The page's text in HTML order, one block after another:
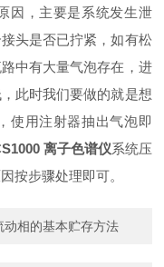
，主要是系统发生泄
头是否已拧紧，如有松
中有大量气泡存在，进
此时我们要做的就是想
使用注射器抽出气泡即
离子色谱仪系统压
按步骤处理即可。
相的基本贮存方法